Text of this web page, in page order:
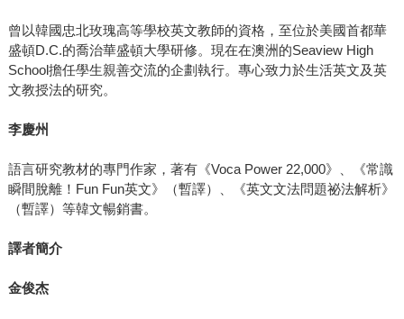
曾以韓國忠北玫瑰高等學校英文教師的資格，至位於美國首都華
盛頓D.C.的喬治華盛頓大學研修。現在在澳洲的Seaview High
School擔任學生親善交流的企劃執行。專心致力於生活英文及英
文教授法的研究。
李慶州
語言研究教材的專門作家，著有《Voca Power 22,000》、《常識
瞬間脫離！Fun Fun英文》（暫譯）、《英文文法問題祕法解析》
（暫譯）等韓文暢銷書。
譯者簡介
金俊杰